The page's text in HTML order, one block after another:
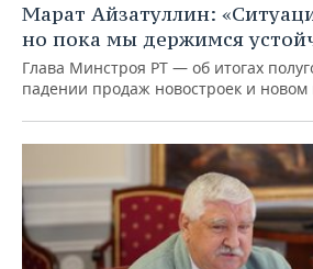
Марат Айзатуллин:
но пока мы держимся
Глава Минстроя РТ — об итогах
падении продаж новостроек и новом